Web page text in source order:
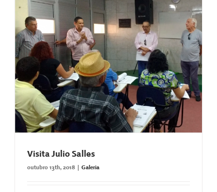
Visita Julio Salles
outubro 13th, 2018 Galeria